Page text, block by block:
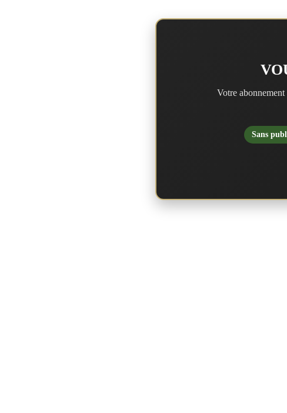
Votre
Sans